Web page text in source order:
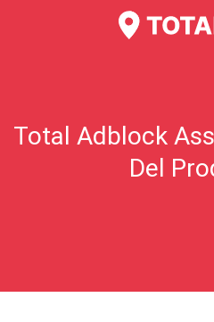
Total Adblock
Del